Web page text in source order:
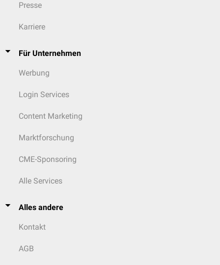
Presse
Karriere
Für Unternehmen
Werbung
Login Services
Content Marketing
Marktforschung
CME-Sponsoring
Alle Services
Alles andere
Kontakt
AGB